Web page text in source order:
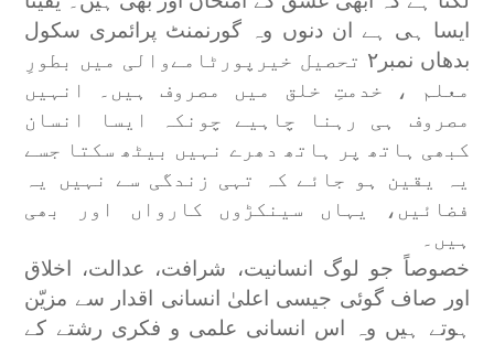
ایسا ہی ہے ان دنوں وہ گورنمنٹ پرائمری سکول
بدھاں نمبر۲ تحصیل خیرپورٹامےوالی میں بطورِ
معلم ، خدمتِ خلق میں مصروف ہیں۔ انہیں
مصروف ہی رہنا چاہیے چونکہ ایسا انسان
کبھی ہاتھ پر ہاتھ دھرے نہیں بیٹھ سکتا جسے
یہ یقین ہو جائے کہ تہی زندگی سے نہیں یہ
فضائیں، یہاں سینکڑوں کارواں اور بھی
ہیں۔
خصوصاً جو لوگ انسانیت، شرافت، عدالت، اخلاق
اور صاف گوئی جیسی اعلیٰ انسانی اقدار سے مزیّن
ہوتے ہیں وہ اس انسانی علمی و فکری رشتے کے